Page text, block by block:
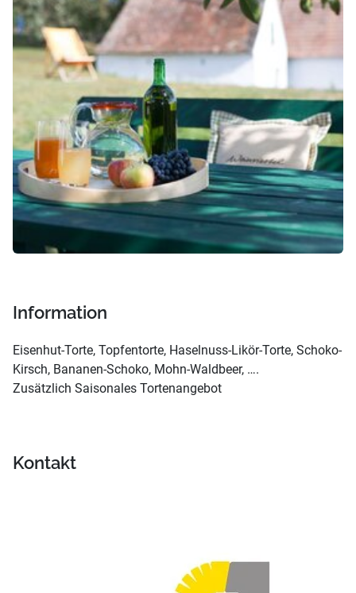
Information
Eisenhut-Torte, Topfentorte, Haselnuss-Likör-Torte, Schoko-
Kirsch, Bananen-Schoko, Mohn-Waldbeer, ….
Zusätzlich Saisonales Tortenangebot
Kontakt